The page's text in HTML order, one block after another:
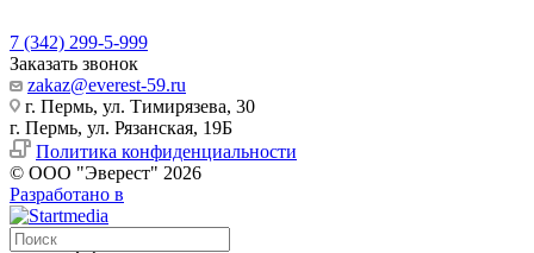
7 (342) 299-5-999
Заказать звонок
zakaz@everest-59.ru
г. Пермь, ул. Тимирязева, 30
г. Пермь, ул. Рязанская, 19Б
Политика конфиденциальности
© ООО "Эверест" 2026
Разработано в